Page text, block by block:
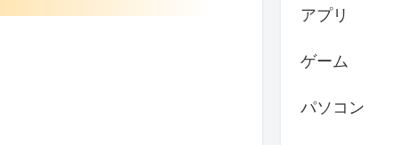
アプリ
ゲーム
パソコン